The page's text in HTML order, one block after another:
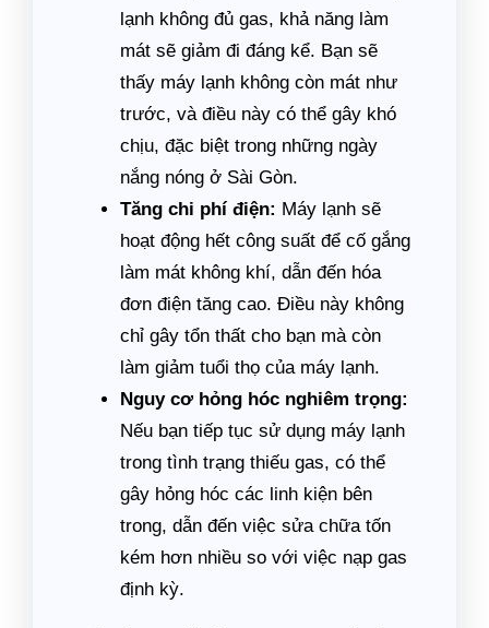
lạnh không đủ gas, khả năng làm
mát sẽ giảm đi đáng kể. Bạn sẽ
thấy máy lạnh không còn mát như
trước, và điều này có thể gây khó
chịu, đặc biệt trong những ngày
nắng nóng ở Sài Gòn.
Tăng chi phí điện: Máy lạnh sẽ
hoạt động hết công suất để cố gắng
làm mát không khí, dẫn đến hóa
đơn điện tăng cao. Điều này không
chỉ gây tổn thất cho bạn mà còn
làm giảm tuổi thọ của máy lạnh.
Nguy cơ hỏng hóc nghiêm trọng:
Nếu bạn tiếp tục sử dụng máy lạnh
trong tình trạng thiếu gas, có thể
gây hỏng hóc các linh kiện bên
trong, dẫn đến việc sửa chữa tốn
kém hơn nhiều so với việc nạp gas
định kỳ.